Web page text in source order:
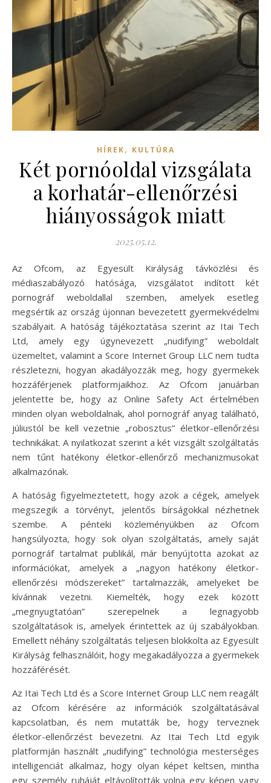
HÍREK, KULTÚRA
Két pornóoldal vizsgálata
a korhatár-ellenőrzési
hiányosságok miatt
2025.05.12.
Az Ofcom, az Egyesült Királyság távközlési és
médiaszabályozó hatósága, vizsgálatot indított két
pornográf weboldallal szemben, amelyek esetleg
megsértik az ország újonnan bevezetett gyermekvédelmi
szabályait. A hatóság tájékoztatása szerint az Itai Tech
Ltd, amely egy úgynevezett „nudifying” weboldalt
üzemeltet, valamint a Score Internet Group LLC nem tudta
részletezni, hogyan akadályozzák meg, hogy gyermekek
hozzáférjenek platformjaikhoz. Az Ofcom januárban
jelentette be, hogy az Online Safety Act értelmében
minden olyan weboldalnak, ahol pornográf anyag található,
júliustól be kell vezetnie „robosztus” életkor-ellenőrzési
technikákat. A nyilatkozat szerint a két vizsgált szolgáltatás
nem tűnt hatékony életkor-ellenőrző mechanizmusokat
alkalmazónak.
A hatóság figyelmeztetett, hogy azok a cégek, amelyek
megszegik a törvényt, jelentős bírságokkal nézhetnek
szembe. A pénteki közleményükben az Ofcom
hangsúlyozta, hogy sok olyan szolgáltatás, amely saját
pornográf tartalmat publikál, már benyújtotta azokat az
információkat, amelyek a „nagyon hatékony életkor-
ellenőrzési módszereket” tartalmazzák, amelyeket be
kívánnak vezetni. Kiemelték, hogy ezek között
„megnyugtatóan” szerepelnek a legnagyobb
szolgáltatások is, amelyek érintettek az új szabályokban.
Emellett néhány szolgáltatás teljesen blokkolta az Egyesült
Királyság felhasználóit, hogy megakadályozza a gyermekek
hozzáférését.
Az Itai Tech Ltd és a Score Internet Group LLC nem reagált
az Ofcom kérésére az információk szolgáltatásával
kapcsolatban, és nem mutatták be, hogy terveznek
életkor-ellenőrzést bevezetni. Az Itai Tech Ltd egyik
platformján használt „nudifying” technológia mesterséges
intelligenciát alkalmaz, hogy olyan képet keltsen, mintha
egy személy ruháját eltávolították volna egy képen vagy